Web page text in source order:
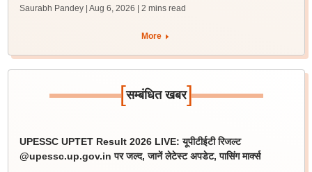
Saurabh Pandey | Aug 6, 2026 | 2 mins read
More
[सम्बंधित खबर]
UPESSC UPTET Result 2026 LIVE: यूपीटीईटी रिजल्ट
@upessc.up.gov.in पर जल्द, जानें लेटेस्ट अपडेट, पासिंग मार्क्स